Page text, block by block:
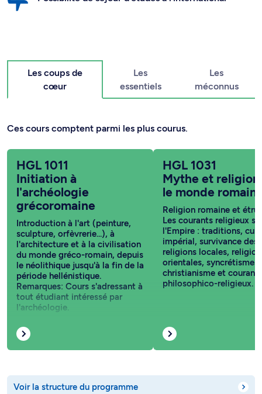
Les coups de
cœur
Les
essentiels
Les
méconnus
Ces cours comptent parmi les plus courus.
HGL 1011
Initiation à
l'archéologie
grécoromaine
Introduction à l'art (peinture,
sculpture, orfèvrerie...), à
l'architecture et à la civilisation
du monde gréco-romain, depuis
le néolithique jusqu'à la fin de la
période hellénistique.
Remarques: Cours s'adressant à
tout étudiant intéressé par
l'archéologie.
HGL 1031
Mythe et religion
le monde romain
Religion romaine et
Les courants religieux
l'Empire : traditions,
impérial, survivance des
religions locales,
orientales, syncrétismes,
christianisme et courants
philosophico-religieux.
Voir la structure du programme